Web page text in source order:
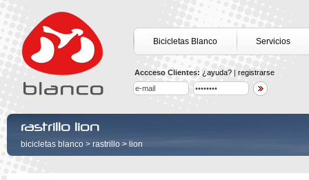
Bicicletas Blanco Servicios
Accceso Clientes: ¿ayuda? | registrarse
rastrillo lion
bicicletas blanco > rastrillo > lion